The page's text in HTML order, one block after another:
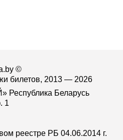
©
билетов, 2013 — 2026
Беларусь
1
реестре РБ 04.06.2014 г.